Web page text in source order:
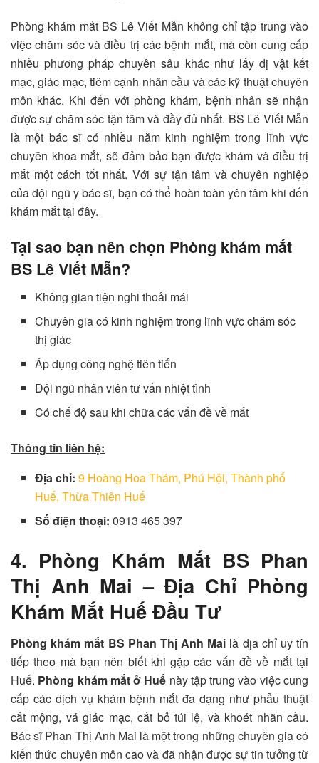
Phòng khám mắt BS Lê Viết Mẫn không chỉ tập trung vào
việc chăm sóc và điều trị các bệnh mắt, mà còn cung cấp
nhiều phương pháp chuyên sâu khác như lấy dị vật kết
mạc, giác mạc, tiêm cạnh nhãn cầu và các kỹ thuật chuyên
môn khác. Khi đến với phòng khám, bệnh nhân sẽ nhận
được sự chăm sóc tận tâm và đầy đủ nhất. BS Lê Viết Mẫn
là một bác sĩ có nhiều năm kinh nghiệm trong lĩnh vực
chuyên khoa mắt, sẽ đảm bảo bạn được khám và điều trị
mắt một cách tốt nhất. Với sự tận tâm và chuyên nghiệp
của đội ngũ y bác sĩ, bạn có thể hoàn toàn yên tâm khi đến
khám mắt tại đây.
Tại sao bạn nên chọn Phòng khám mắt
BS Lê Viết Mẫn?
Không gian tiện nghi thoải mái
Chuyên gia có kinh nghiệm trong lĩnh vực chăm sóc
thị giác
Áp dụng công nghệ tiên tiến
Đội ngũ nhân viên tư vấn nhiệt tình
Có chế độ sau khi chữa các vấn đề về mắt
Thông tin liên hệ:
Địa chỉ:9 Hoàng Hoa Thám, Phú Hội, Thành phố
Huế, Thừa Thiên Huế
Số điện thoại: 0913 465 397
4. Phòng Khám Mắt BS Phan
Thị Anh Mai – Địa Chỉ Phòng
Khám Mắt Huế Đầu Tư
Phòng khám mắt BS Phan Thị Anh Mai là địa chỉ uy tín
tiếp theo mà bạn nên biết khi gặp các vấn đề về mắt tại
Huế. Phòng khám mắt ở Huế này tập trung vào việc cung
cấp các dịch vụ khám bệnh mắt đa dạng như phẫu thuật
cắt mộng, vá giác mạc, cắt bỏ túi lệ, và khoét nhãn cầu.
Bác sĩ Phan Thị Anh Mai là một trong những chuyên gia có
kiến thức chuyên môn cao và đã nhận được sự tin tưởng từ